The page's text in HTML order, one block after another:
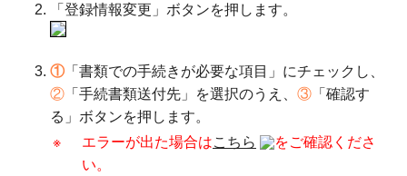
「登録情報変更」ボタンを押します。
①「書類での手続きが必要な項目」にチェックし、
② 「手続書類送付先」を選択のうえ、 ③ 「確認す
る」ボタンを押します。
※
エラーが出た場合はこちら
をご確認くださ
い。